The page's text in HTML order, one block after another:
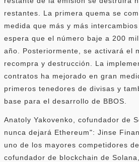
restantes. La primera quema se
medida que más y más
espera que el número baje a 200
año. Posteriormente, se activará el
recompra y destrucción. La
contratos ha mejorado en gran
primeros tenedores de divisas y
base para el desarrollo de BBOS.
Anatoly Yakovenko, cofundador de
nunca dejará Ethereum": Jinse
uno de los mayores competidores
cofundador de blockchain de